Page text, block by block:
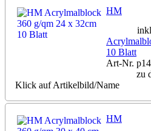
HM
10 Blatt
Art-Nr.
zu
Klick auf Artikelbild/Name
HM